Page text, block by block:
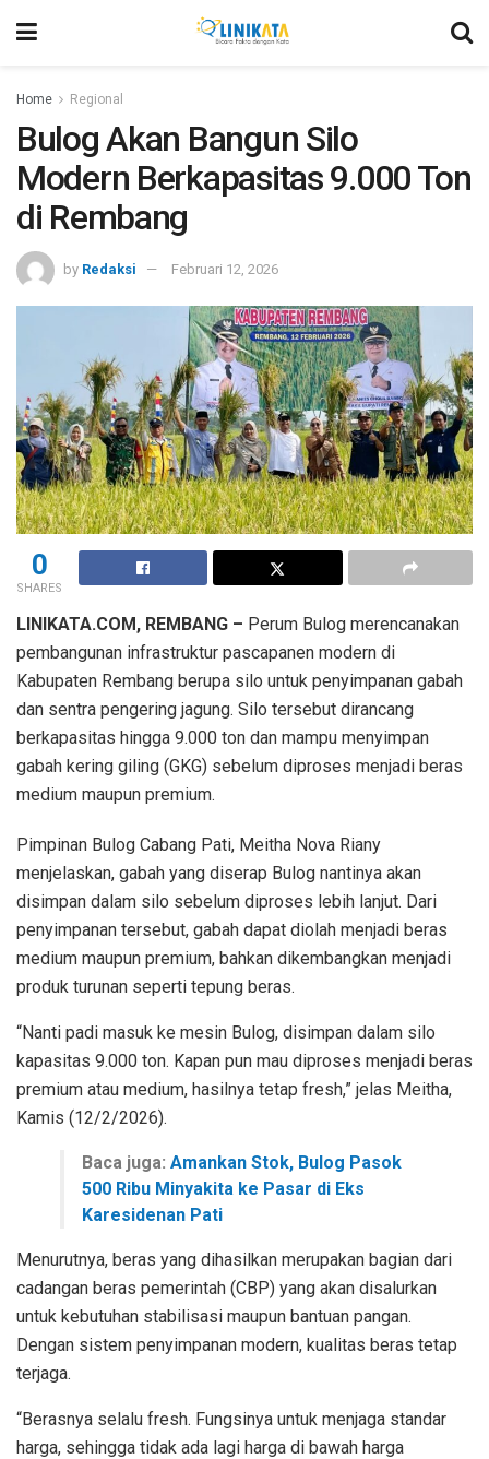
Home Regional
Bulog Akan Bangun Silo
Modern Berkapasitas 9.000 Ton
di Rembang
by Redaksi Februari 12, 2026
0
SHARES
LINIKATA.COM, REMBANG – Perum Bulog merencanakan
pembangunan infrastruktur pascapanen modern di
Kabupaten Rembang berupa silo untuk penyimpanan gabah
dan sentra pengering jagung. Silo tersebut dirancang
berkapasitas hingga 9.000 ton dan mampu menyimpan
gabah kering giling (GKG) sebelum diproses menjadi beras
medium maupun premium.
Pimpinan Bulog Cabang Pati, Meitha Nova Riany
menjelaskan, gabah yang diserap Bulog nantinya akan
disimpan dalam silo sebelum diproses lebih lanjut. Dari
penyimpanan tersebut, gabah dapat diolah menjadi beras
medium maupun premium, bahkan dikembangkan menjadi
produk turunan seperti tepung beras.
“Nanti padi masuk ke mesin Bulog, disimpan dalam silo
kapasitas 9.000 ton. Kapan pun mau diproses menjadi beras
premium atau medium, hasilnya tetap fresh,” jelas Meitha,
Kamis (12/2/2026).
Baca juga: Amankan Stok, Bulog Pasok
500 Ribu Minyakita ke Pasar di Eks
Karesidenan Pati
Menurutnya, beras yang dihasilkan merupakan bagian dari
cadangan beras pemerintah (CBP) yang akan disalurkan
untuk kebutuhan stabilisasi maupun bantuan pangan.
Dengan sistem penyimpanan modern, kualitas beras tetap
terjaga.
“Berasnya selalu fresh. Fungsinya untuk menjaga standar
harga, sehingga tidak ada lagi harga di bawah harga